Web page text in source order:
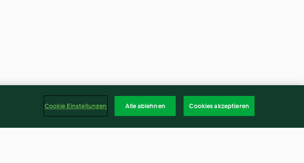
Cookie Einstellungen Alle ablehnen Cookies akzeptieren